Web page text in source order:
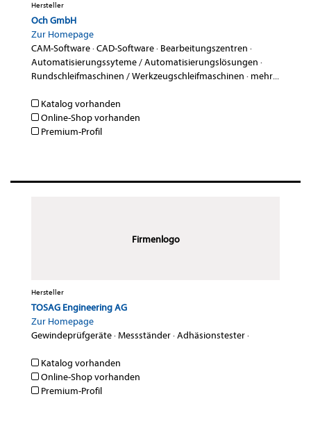
Hersteller
Och GmbH
Zur Homepage
CAM-Software·CAD-Software· Bearbeitungszentren ·
Automatisierungssyteme / Automatisierungslösungen ·
Rundschleifmaschinen / Werkzeugschleifmaschinen · mehr...
Katalog vorhanden
Online-Shop vorhanden
Premium-Profil
Firmenlogo
Hersteller
TOSAG Engineering AG
Zur Homepage
Gewindeprüfgeräte·Messständer·Adhäsionstester·
Katalog vorhanden
Online-Shop vorhanden
Premium-Profil